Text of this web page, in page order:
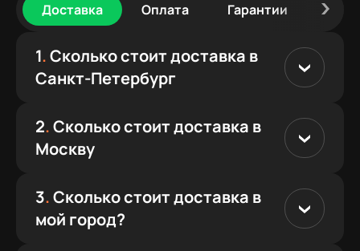
Доставка Оплата Гарантии
1.Сколько стоит доставка в
Санкт-Петербург
2.Сколько стоит доставка в
Москву
3.Сколько стоит доставка в
мой город?